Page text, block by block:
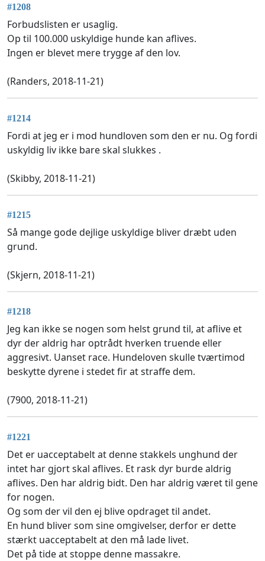
#1208
Forbudslisten er usaglig.
Op til 100.000 uskyldige hunde kan aflives.
Ingen er blevet mere trygge af den lov.
(Randers, 2018-11-21)
#1214
Fordi at jeg er i mod hundloven som den er nu. Og fordi
uskyldig liv ikke bare skal slukkes .
(Skibby, 2018-11-21)
#1215
Så mange gode dejlige uskyldige bliver dræbt uden
grund.
(Skjern, 2018-11-21)
#1218
Jeg kan ikke se nogen som helst grund til, at aflive et
dyr der aldrig har optrådt hverken truende eller
aggresivt. Uanset race. Hundeloven skulle tværtimod
beskytte dyrene i stedet fir at straffe dem.
(7900, 2018-11-21)
#1221
Det er uacceptabelt at denne stakkels unghund der
intet har gjort skal aflives. Et rask dyr burde aldrig
aflives. Den har aldrig bidt. Den har aldrig været til gene
for nogen.
Og som der vil den ej blive opdraget til andet.
En hund bliver som sine omgivelser, derfor er dette
stærkt uacceptabelt at den må lade livet.
Det på tide at stoppe denne massakre.